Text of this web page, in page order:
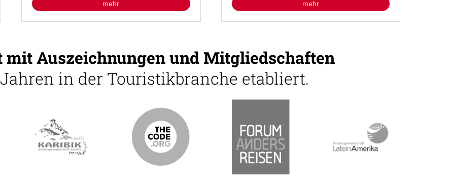
mehr mehr
mit Auszeichnungen und Mitgliedschaften
in der Touristikbranche etabliert.